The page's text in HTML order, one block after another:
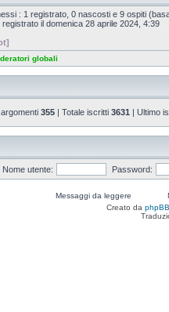
: 1 registrato, 0 nascosti e 9 ospiti
registrato il domenica 28 aprile 2024, 4:39
globali
355 | Totale iscritti 3631 | Ultimo
Nome utente: Password:
Messaggi da leggere
Creato da phpBB